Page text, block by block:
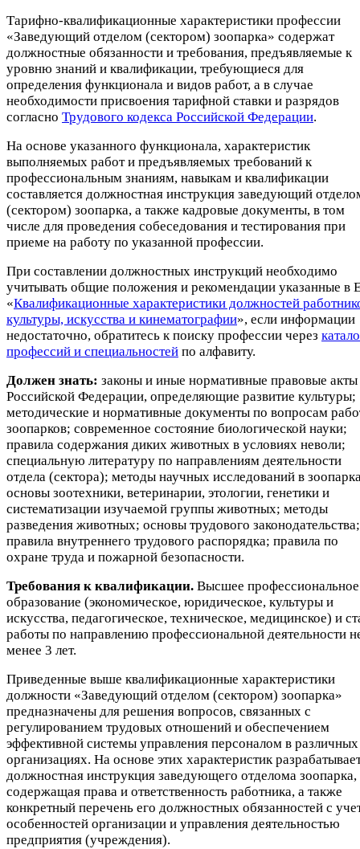
Тарифно-квалификационные характеристики профессии
«Заведующий отделом (сектором) зоопарка» содержат
должностные обязанности и требования, предъявляемые к
уровню знаний и квалификации, требующиеся для
определения функционала и видов работ, а в случае
необходимости присвоения тарифной ставки и разрядов
согласно Трудового кодекса Российской Федерации.
На основе указанного функционала, характеристик
выполняемых работ и предъявляемых требований к
профессиональным знаниям, навыкам и квалификации
составляется должностная инструкция заведующий
(сектором) зоопарка, а также кадровые документы, в том
числе для проведения собеседования и тестирования при
приеме на работу по указанной профессии.
При составлении должностных инструкций необходимо
учитывать общие положения и рекомендации указанные в
«Квалификационные характеристики должностей
культуры, искусства и кинематографии», если информации
недостаточно, обратитесь к поиску профессии через
профессий и специальностей по алфавиту.
Должен знать: законы и иные нормативные правовые акты
Российской Федерации, определяющие развитие культуры;
методические и нормативные документы по вопросам
зоопарков; современное состояние биологической науки;
правила содержания диких животных в условиях неволи;
специальную литературу по направлениям деятельности
отдела (сектора); методы научных исследований в
основы зоотехники, ветеринарии, этологии, генетики и
систематизации изучаемой группы животных; методы
разведения животных; основы трудового законодательства;
правила внутреннего трудового распорядка; правила по
охране труда и пожарной безопасности.
Требования к квалификации. Высшее профессиональное
образование (экономическое, юридическое, культуры и
искусства, педагогическое, техническое, медицинское) и
работы по направлению профессиональной деятельности
менее 3 лет.
Приведенные выше квалификационные характеристики
должности «Заведующий отделом (сектором) зоопарка»
предназначены для решения вопросов, связанных с
регулированием трудовых отношений и обеспечением
эффективной системы управления персоналом в различных
организациях. На основе этих характеристик
должностная инструкция заведующего отделома зоопарка,
содержащая права и ответственность работника, а также
конкретный перечень его должностных обязанностей с
особенностей организации и управления деятельностью
предприятия (учреждения).